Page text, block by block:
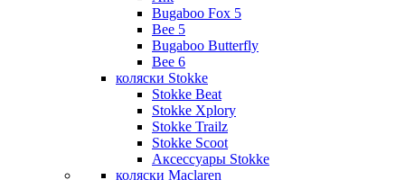
Bugaboo Fox 5
Bee 5
Bugaboo Butterfly
Bee 6
коляски Stokke
Stokke Beat
Stokke Xplory
Stokke Trailz
Stokke Scoot
Аксессуары Stokke
коляски Maclaren